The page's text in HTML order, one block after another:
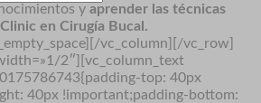
y aprender las técnicas
en Cirugía Bucal.
vc_column][/vc_row]
2″][vc_column_text
top: 40px
40px !important;padding-bottom: